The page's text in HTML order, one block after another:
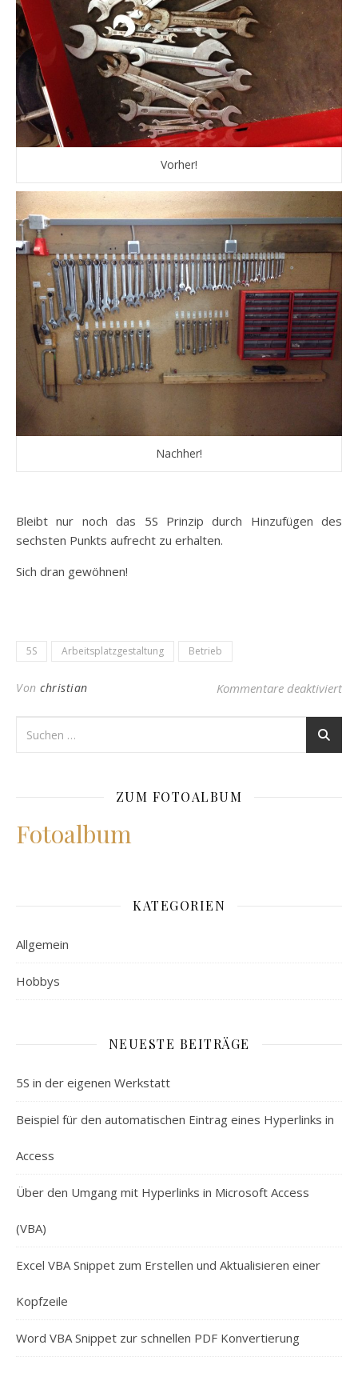
Vorher!
Nachher!
Bleibt nur noch das 5S Prinzip durch Hinzufügen des
sechsten Punkts aufrecht zu erhalten.
Sich dran gewöhnen!
5S Arbeitsplatzgestaltung Betrieb
Von christian Kommentare deaktiviertfür
ZUM FOTOALBUM
Fotoalbum
KATEGORIEN
Allgemein
Hobbys
NEUESTE BEITRÄGE
5S in der eigenen Werkstatt
Beispiel für den automatischen Eintrag eines Hyperlinks in
Access
Über den Umgang mit Hyperlinks in Microsoft Access
(VBA)
Excel VBA Snippet zum Erstellen und Aktualisieren einer
Kopfzeile
Word VBA Snippet zur schnellen PDF Konvertierung